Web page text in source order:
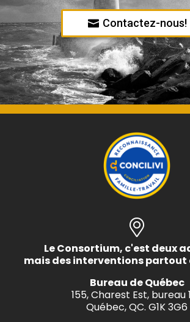
Contactez-nous!
Le Consortium, c'est deux
mais des interventions partout
Bureau de Québec
155, Charest Est, bureau
Québec, QC. G1K 3G6